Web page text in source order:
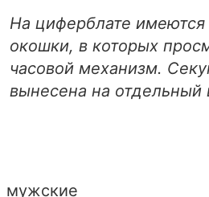
На циферблате
окошки, в которых
часовой механизм.
вынесена на отдельный
мужские